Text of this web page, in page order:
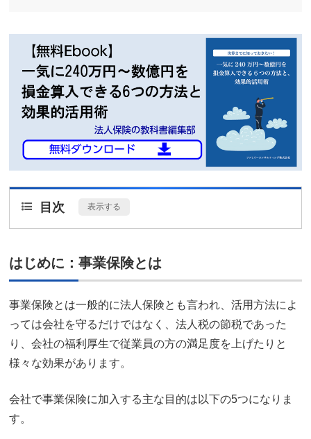
目次 表示する
はじめに：事業保険とは
事業保険とは一般的に法人保険とも言われ、活用方法によ
っては会社を守るだけではなく、法人税の節税であった
り、会社の福利厚生で従業員の方の満足度を上げたりと
様々な効果があります。
会社で事業保険に加入する主な目的は以下の5つになりま
す。